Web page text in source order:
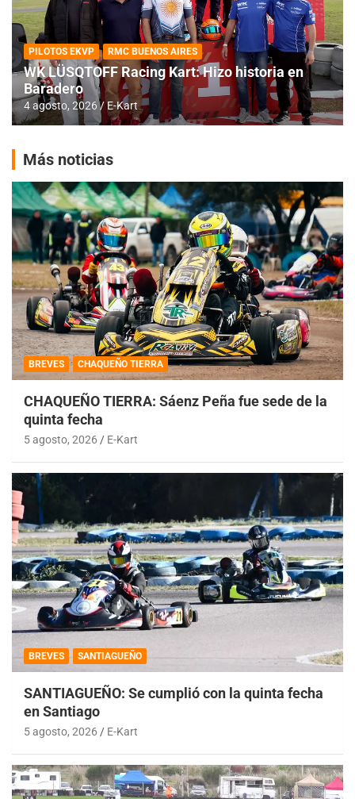
PILOTOS EKVP RMC BUENOS AIRES
WK LÜSQTOFF Racing Kart: Hizo historia en
Baradero
4 agosto, 2026 E-Kart
Más noticias
BREVES CHAQUEÑO TIERRA
CHAQUEÑO TIERRA: Sáenz Peña fue sede de la
quinta fecha
5 agosto, 2026 E-Kart
BREVES SANTIAGUEÑO
SANTIAGUEÑO: Se cumplió con la quinta fecha
en Santiago
5 agosto, 2026 E-Kart